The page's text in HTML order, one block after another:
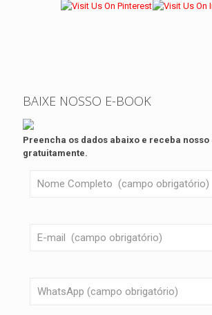
BAIXE NOSSO E-BOOK
Preencha os dados abaixo e receba nosso
gratuitamente.